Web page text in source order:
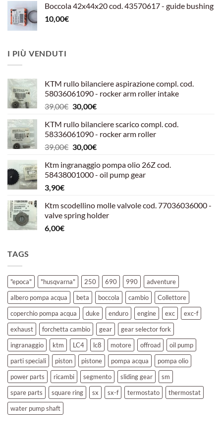
Boccola 42x44x20 cod. 43570617 - guide bushing
10,00€
I PIÙ VENDUTI
KTM rullo bilanciere aspirazione compl. cod.
58036061090 - rocker arm roller intake
39,00€ Il
originale
era:
39,00€.
30,00€Il
attuale
è:
30,00€.
KTM rullo bilanciere scarico compl. cod.
58336061090 - rocker arm roller
39,00€ Il
originale
era:
30,00€Il
attuale
è:
Ktm ingranaggio pompa olio 26Z cod.
58438001000 - oil pump gear
3,90€
Ktm scodellino molle valvole cod. 77036036000 -
valve spring holder
6,00€
TAGS
"epoca" "husqvarna" 250 690 990
adventure
albero pompa acqua
beta boccola cambio
Collettore
coperchio pompa acqua
duke enduro engine exc
exc-f
exhaust
forchetta cambio gear
gear selector fork
ingranaggio
ktm LC4 lc8 motore offroad
oil pump
parti speciali
piston pistone pompa acqua
pompa olio
power parts
ricambi segmento sliding gear
sm
spare parts
square ring sx sx-f termostato
thermostat
water pump shaft